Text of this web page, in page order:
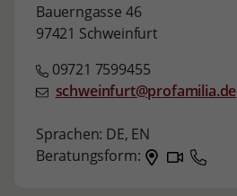
Bauerngasse 46
97421 Schweinfurt
09721 7599455
schweinfurt@profamilia.de
Sprachen: DE, EN
Beratungsform: